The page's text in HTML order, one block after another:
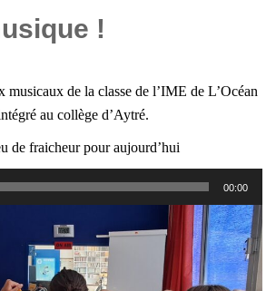
!
musicaux de la classe de l’IME de L’Océan
au collège d’Aytré.
de fraicheur pour aujourd’hui
00:00